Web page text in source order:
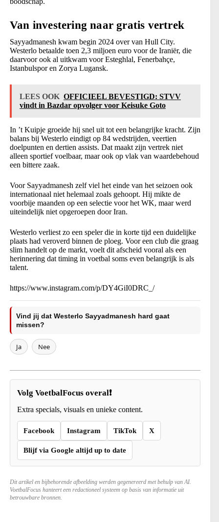
Van investering naar gratis vertrek
Sayyadmanesh kwam begin 2024 over van Hull City.
Westerlo betaalde toen 2,3 miljoen euro voor de Iraniër, die
daarvoor ook al uitkwam voor Esteghlal, Fenerbahçe,
Istanbulspor en Zorya Lugansk.
LEES OOK OFFICIEEL BEVESTIGD: STVV
vindt in Bazdar opvolger voor Keisuke Goto
In ’t Kuipje groeide hij snel uit tot een belangrijke kracht. Zijn
balans bij Westerlo eindigt op 84 wedstrijden, veertien
doelpunten en dertien assists. Dat maakt zijn vertrek niet
alleen sportief voelbaar, maar ook op vlak van waardebehoud
een bittere zaak.
Voor Sayyadmanesh zelf viel het einde van het seizoen ook
internationaal niet helemaal zoals gehoopt. Hij mikte de
voorbije maanden op een selectie voor het WK, maar werd
uiteindelijk niet opgeroepen door Iran.
Westerlo verliest zo een speler die in korte tijd een duidelijke
plaats had veroverd binnen de ploeg. Voor een club die graag
slim handelt op de markt, voelt dit afscheid vooral als een
herinnering dat timing in voetbal soms even belangrijk is als
talent.
https://www.instagram.com/p/DY4GiI0DRC_/
Vind jij dat Westerlo Sayyadmanesh hard gaat
missen?
Ja Nee
Volg VoetbalFocus overal❗
Extra specials, visuals en unieke content.
Facebook Instagram TikTok X
Blijf via Google altijd up to date
Dit artikel en bijbehorende afbeelding werden gegenereerd met behulp van AI.
VoetbalFocus hanteert een redactioneel systeem op basis van informatie uit
betrouwbare bronnen.